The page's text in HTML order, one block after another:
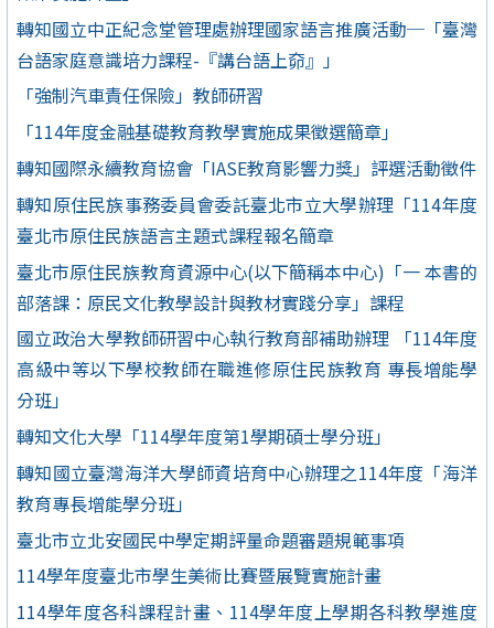
轉知國立中正紀念堂管理處辦理國家語言推廣活動─「臺灣
台語家庭意識培力課程-『講台語上奅』」
「強制汽車責任保險」教師研習
「114年度金融基礎教育教學實施成果徵選簡章」
轉知國際永續教育協會「IASE教育影響力獎」評選活動徵件
轉知原住民族事務委員會委託臺北市立大學辦理「114年度
臺北市原住民族語言主題式課程報名簡章
臺北市原住民族教育資源中心(以下簡稱本中心)「一 本書的
部落課：原民文化教學設計與教材實踐分享」課程
國立政治大學教師研習中心執行教育部補助辦理 「114年度
高級中等以下學校教師在職進修原住民族教育 專長增能學
分班」
轉知文化大學「114學年度第1學期碩士學分班」
轉知國立臺灣海洋大學師資培育中心辦理之114年度「海洋
教育專長增能學分班」
臺北市立北安國民中學定期評量命題審題規範事項
114學年度臺北市學生美術比賽暨展覽實施計畫
114學年度各科課程計畫、114學年度上學期各科教學進度